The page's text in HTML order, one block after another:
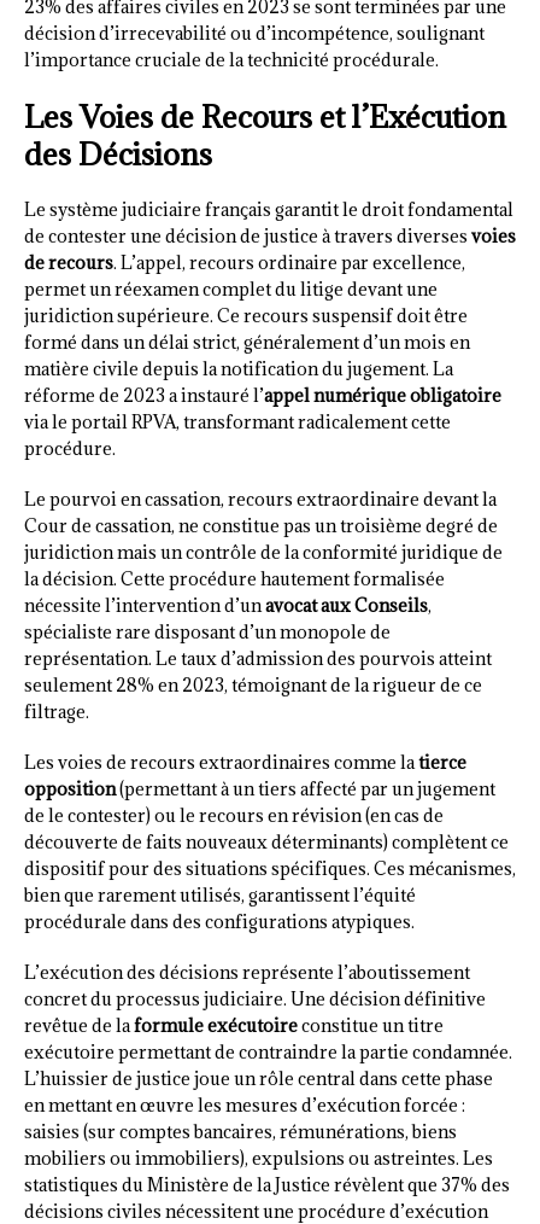
23% des affaires civiles en 2023 se sont terminées par une
décision d’irrecevabilité ou d’incompétence, soulignant
l’importance cruciale de la technicité procédurale.
Les Voies de Recours et l’Exécution
des Décisions
Le système judiciaire français garantit le droit fondamental
de contester une décision de justice à travers diverses voies
de recours. L’appel, recours ordinaire par excellence,
permet un réexamen complet du litige devant une
juridiction supérieure. Ce recours suspensif doit être
formé dans un délai strict, généralement d’un mois en
matière civile depuis la notification du jugement. La
réforme de 2023 a instauré l’appel numérique obligatoire
via le portail RPVA, transformant radicalement cette
procédure.
Le pourvoi en cassation, recours extraordinaire devant la
Cour de cassation, ne constitue pas un troisième degré de
juridiction mais un contrôle de la conformité juridique de
la décision. Cette procédure hautement formalisée
nécessite l’intervention d’unavocat aux Conseils,
spécialiste rare disposant d’un monopole de
représentation. Le taux d’admission des pourvois atteint
seulement 28% en 2023, témoignant de la rigueur de ce
filtrage.
Les voies de recours extraordinaires comme latierce
opposition(permettant à un tiers affecté par un jugement
de le contester) ou le recours en révision (en cas de
découverte de faits nouveaux déterminants) complètent ce
dispositif pour des situations spécifiques. Ces mécanismes,
bien que rarement utilisés, garantissent l’équité
procédurale dans des configurations atypiques.
L’exécution des décisions représente l’aboutissement
concret du processus judiciaire. Une décision définitive
revêtue de laformule exécutoireconstitue un titre
exécutoire permettant de contraindre la partie condamnée.
L’huissier de justice joue un rôle central dans cette phase
en mettant en œuvre les mesures d’exécution forcée :
saisies (sur comptes bancaires, rémunérations, biens
mobiliers ou immobiliers), expulsions ou astreintes. Les
statistiques du Ministère de la Justice révèlent que 37% des
décisions civiles nécessitent une procédure d’exécution